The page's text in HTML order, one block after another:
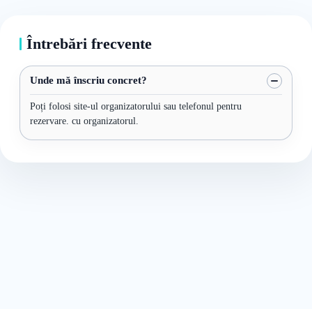
Întrebări frecvente
Unde mă înscriu concret?
Poți folosi site-ul organizatorului sau telefonul pentru
rezervare. cu organizatorul.